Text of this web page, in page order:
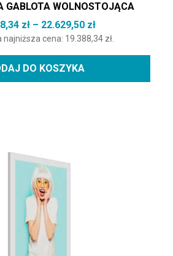
GABLOTA WOLNOSTOJĄCA
zł – 22.629,50 złZakres cen: od
najniższa cena: 19.388,34 zł.
DO KOSZYKA